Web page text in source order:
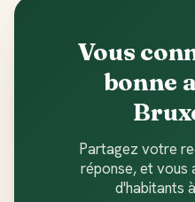
Vous
bonne
Partagez votre
réponse, et vous
d'habitants